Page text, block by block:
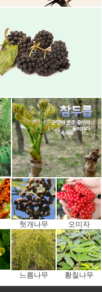
헛개나무 오미자
느름나무 황칠나무